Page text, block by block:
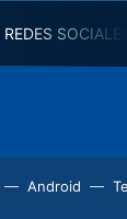
REDES
Android